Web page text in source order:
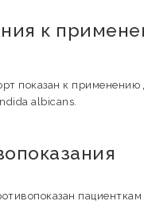
к
показан к применению
albicans.